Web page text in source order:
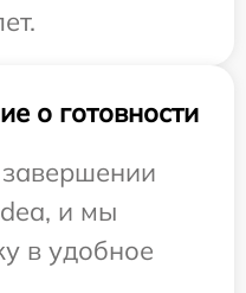
о готовности
и мы
в удобное